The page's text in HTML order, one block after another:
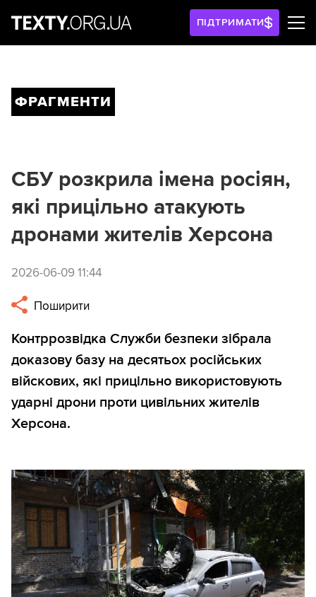
ПІДТРИМАТИ
ФРАГМЕНТИ
СБУ розкрила імена росіян,
які прицільно атакують
дронами жителів Херсона
2026-06-09 11:44
Поширити
Контррозвідка Служби безпеки зібрала
доказову базу на десятьох російських
війскових, які прицільно використовують
ударні дрони проти цивільних жителів
Херсона.